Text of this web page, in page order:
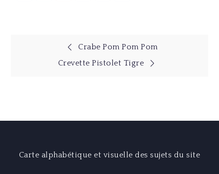
NavigationCrabe Pom Pom Pom
Crevette Pistolet Tigre
Carte alphabétique et visuelle des sujets du site